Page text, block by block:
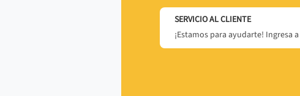
SERVICIO AL CLIENTE
¡Estamos para ayudarte! Ingresa a